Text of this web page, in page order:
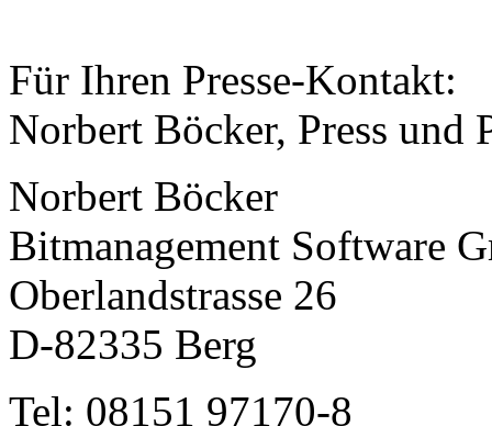
Für Ihren Presse-Kontakt:
Norbert Böcker, Press und
Norbert Böcker
Bitmanagement Software
Oberlandstrasse 26
D-82335 Berg
Tel: 08151 97170-8